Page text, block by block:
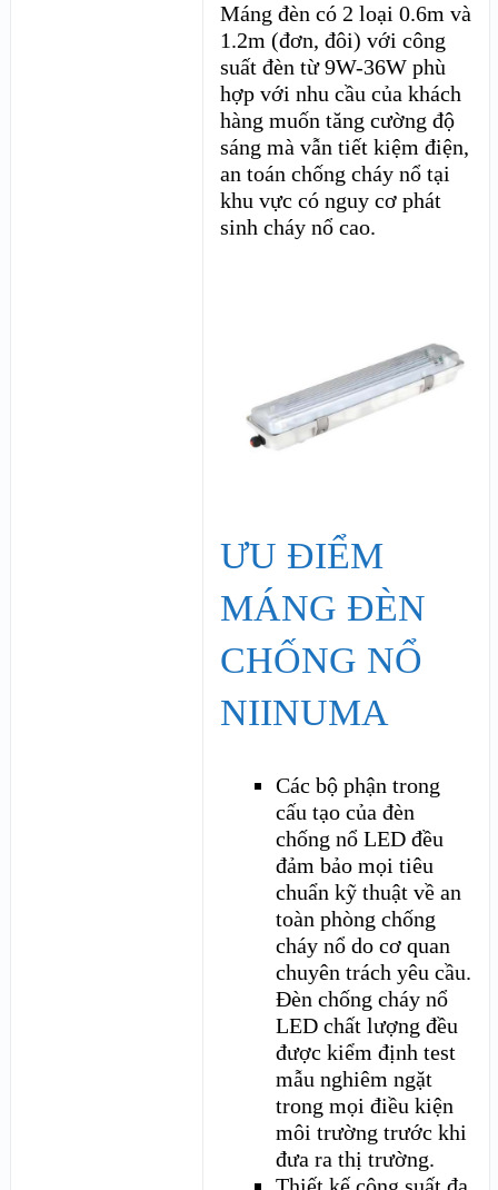
Máng đèn có 2 loại 0.6m và
1.2m (đơn, đôi) với công
suất đèn từ 9W-36W phù
hợp với nhu cầu của khách
hàng muốn tăng cường độ
sáng mà vẫn tiết kiệm điện,
an toán chống cháy nổ tại
khu vực có nguy cơ phát
sinh cháy nổ cao.
ƯU ĐIỂM
MÁNG ĐÈN
CHỐNG NỔ
NIINUMA
Các bộ phận trong
cấu tạo của đèn
chống nổ LED đều
đảm bảo mọi tiêu
chuẩn kỹ thuật về an
toàn phòng chống
cháy nổ do cơ quan
chuyên trách yêu cầu.
Đèn chống cháy nổ
LED chất lượng đều
được kiểm định test
mẫu nghiêm ngặt
trong mọi điều kiện
môi trường trước khi
đưa ra thị trường.